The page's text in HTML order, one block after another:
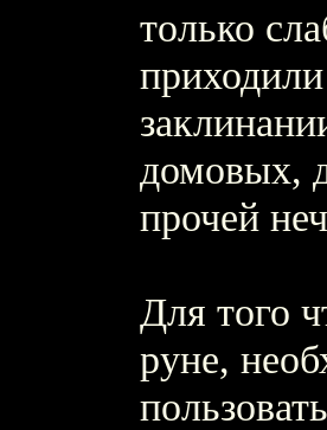
только
домовых,
прочей
Для того
руне,